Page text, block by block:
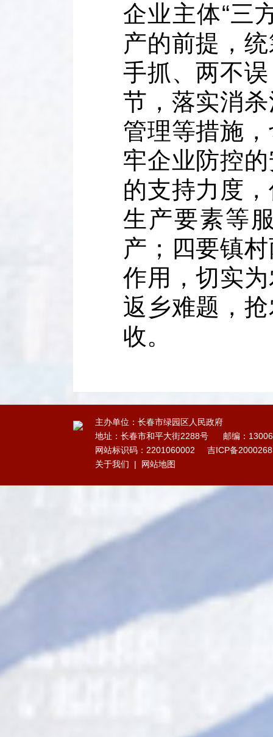
企业主体“三
产的前提，
手抓、两不
节，落实消
管理等措施
牢企业防控
的支持力度
生产要素等
产；四要镇
作用，切实
返乡难题，
收。
主办单位：长春市绿园区人民政府
地址：长春市和平大街2288号
邮编：
网站标识码：2201060002
吉ICP备
关于我们 | 网站地图